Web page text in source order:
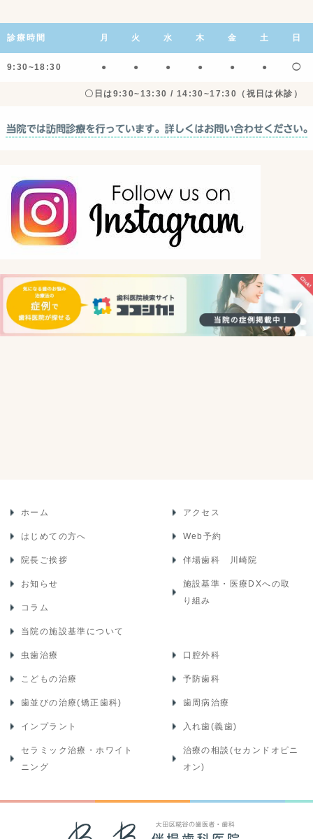
診療時間 月 火 水 木 金 土 日
9:30~18:30 ● ● ● ● ● ● ◯
〇日は9:30~13:30 / 14:30~17:30（祝日は休診）
ホーム
はじめての方へ
院長ご挨拶
お知らせ
コラム
当院の施設基準について
アクセス
Web予約
伴場歯科 川崎院
施設基準・医療DXへの取
り組み
虫歯治療
こどもの治療
歯並びの治療(矯正歯科)
インプラント
セラミック治療・ホワイト
ニング
口腔外科
予防歯科
歯周病治療
入れ歯(義歯)
治療の相談(セカンドオピニ
オン)